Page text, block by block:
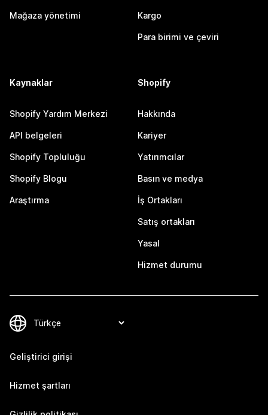
Mağaza yönetimi Kargo
Para birimi ve çeviri
Kaynaklar
Shopify Yardım Merkezi
API belgeleri
Shopify Topluluğu
Shopify Blogu
Araştırma
Shopify
Hakkında
Kariyer
Yatırımcılar
Basın ve medya
İş Ortakları
Satış ortakları
Yasal
Hizmet durumu
Geliştirici girişi
Hizmet şartları